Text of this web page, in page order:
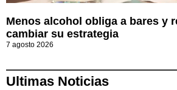
Menos alcohol obliga a bares y
cambiar su estrategia
7 agosto 2026
Ultimas Noticias